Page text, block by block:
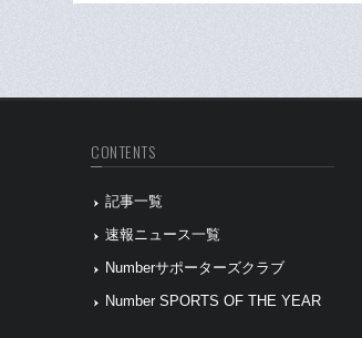
CONTENTS
記事一覧
速報ニュース一覧
Numberサポーターズクラブ
Number SPORTS OF THE YEAR